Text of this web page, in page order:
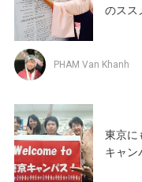
のスス
PHAM Van Khanh
東京に
キャン